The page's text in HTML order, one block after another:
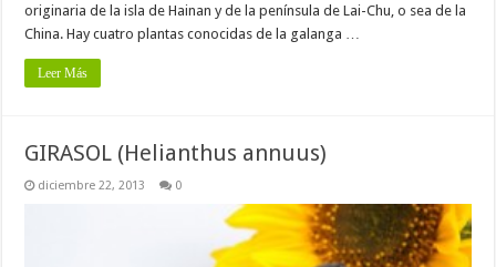
originaria de la isla de Hainan y de la península de Lai-Chu, o sea de la
China. Hay cuatro plantas conocidas de la galanga …
Leer Más
GIRASOL (Helianthus annuus)
diciembre 22, 2013 0